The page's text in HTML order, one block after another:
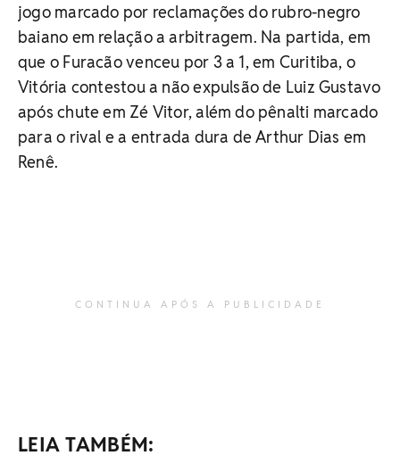
jogo marcado por reclamações do rubro-negro
baiano em relação a arbitragem. Na partida, em
que o Furacão venceu por 3 a 1, em Curitiba, o
Vitória contestou a não expulsão de Luiz Gustavo
após chute em Zé Vitor, além do pênalti marcado
para o rival e a entrada dura de Arthur Dias em
Renê.
CONTINUA APÓS A PUBLICIDADE
LEIA TAMBÉM: